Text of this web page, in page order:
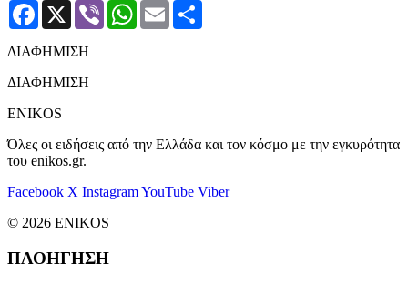
Facebook
X Viber WhatsApp
Email
ΔΙΑΦΗΜΙΣΗ
ΔΙΑΦΗΜΙΣΗ
ENIKOS
Όλες οι ειδήσεις από την Ελλάδα και τον κόσμο με την εγκυρότητα
του enikos.gr.
Facebook X InstagramYouTube Viber
© 2026 ENIKOS
ΠΛΟΗΓΗΣΗ